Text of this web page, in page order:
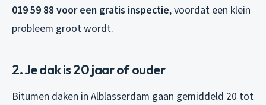
019 59 88 voor een gratis inspectie, voordat een klein
probleem groot wordt.
2. Je dak is 20 jaar of ouder
Bitumen daken in Alblasserdam gaan gemiddeld 20 tot